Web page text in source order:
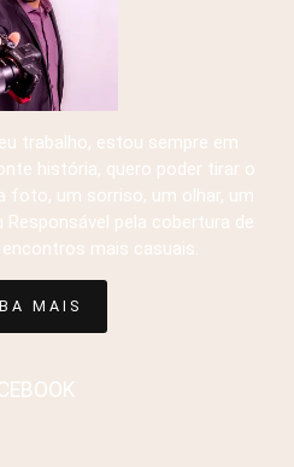
trabalho, estou sempre em
história, quero poder tirar o
foto, um sorriso, um olhar, um
pela cobertura de
mais casuais.
MAIS